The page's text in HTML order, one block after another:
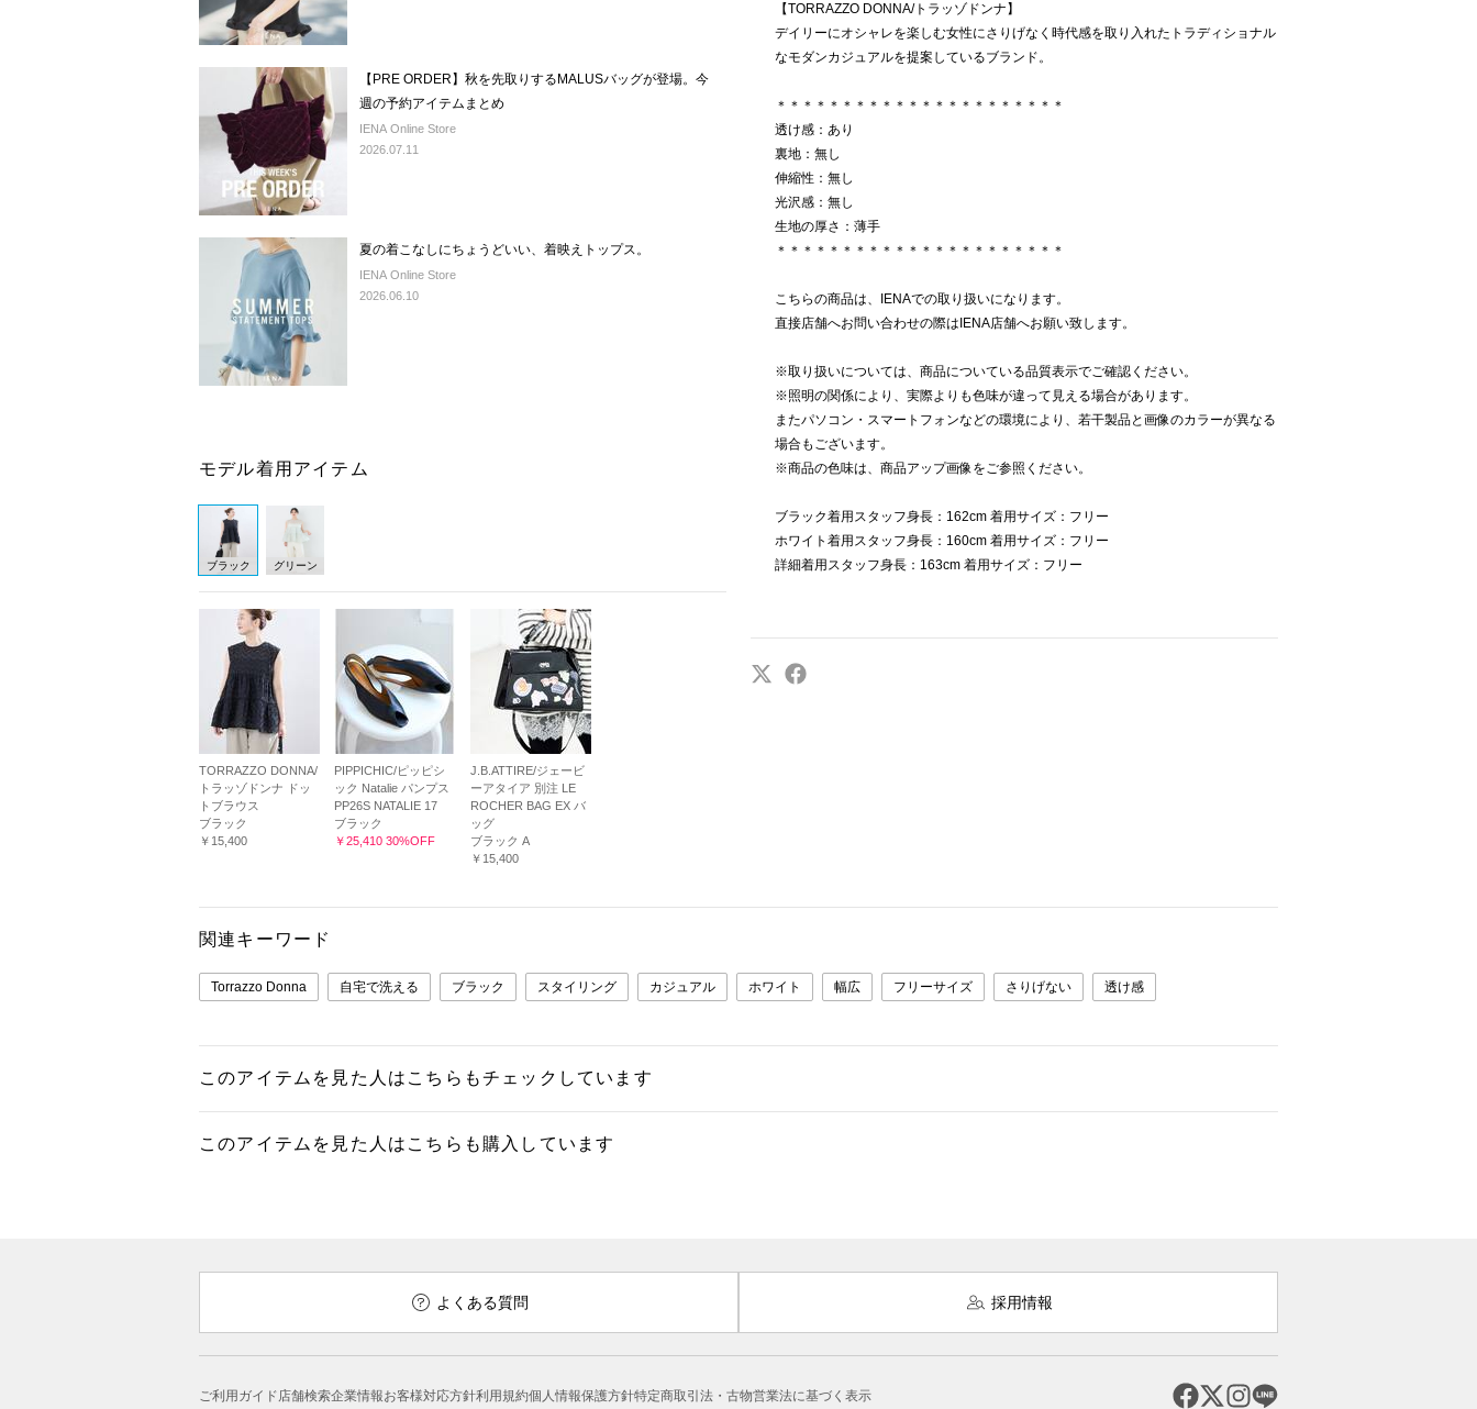
【PRE ORDER】秋を先取りするMALUSバッグが登場。今
週の予約アイテムまとめ
IENA Online Store
2026.07.11
夏の着こなしにちょうどいい、着映えトップス。
IENA Online Store
2026.06.10
モデル着用アイテム
ブラック グリーン
TORRAZZO DONNA/
トラッゾドンナ ドッ
トブラウス
ブラック
￥15,400
PIPPICHIC/ピッピシ
ック Natalie パンプス
PP26S NATALIE 17
ブラック
￥25,410 30%OFF
J.B.ATTIRE/ジェービ
ーアタイア 別注 LE
ROCHER BAG EX バ
ッグ
ブラック A
￥15,400
【TORRAZZO DONNA/トラッゾドンナ】
デイリーにオシャレを楽しむ女性にさりげなく時代感を取り入れたトラディショナル
なモダンカジュアルを提案しているブランド。
＊＊＊＊＊＊＊＊＊＊＊＊＊＊＊＊＊＊＊＊＊＊
透け感：あり
裏地：無し
伸縮性：無し
光沢感：無し
生地の厚さ：薄手
＊＊＊＊＊＊＊＊＊＊＊＊＊＊＊＊＊＊＊＊＊＊
こちらの商品は、IENAでの取り扱いになります。
直接店舗へお問い合わせの際はIENA店舗へお願い致します。
※取り扱いについては、商品についている品質表示でご確認ください。
※照明の関係により、実際よりも色味が違って見える場合があります。
またパソコン・スマートフォンなどの環境により、若干製品と画像のカラーが異なる
場合もございます。
※商品の色味は、商品アップ画像をご参照ください。
ブラック着用スタッフ身長：162cm 着用サイズ：フリー
ホワイト着用スタッフ身長：160cm 着用サイズ：フリー
詳細着用スタッフ身長：163cm 着用サイズ：フリー
関連キーワード
Torrazzo Donna 自宅で洗える ブラック スタイリング カジュアル ホワイト 幅広 フリーサイズ さりげない 透け感
このアイテムを見た人はこちらもチェックしています
このアイテムを見た人はこちらも購入しています
よくある質問 採用情報
ご利用ガイド店舗検索企業情報お客様対応方針利用規約個人情報保護方針特定商取引法・古物営業法に基づく表示